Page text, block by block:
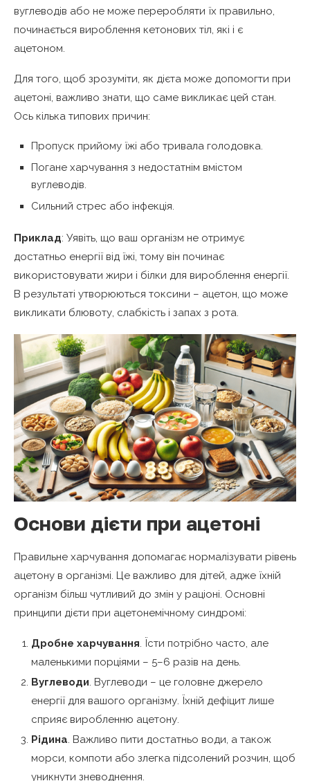
вуглеводів або не може переробляти їх правильно,
починається вироблення кетонових тіл, які і є
ацетоном.
Для того, щоб зрозуміти, як дієта може допомогти при
ацетоні, важливо знати, що саме викликає цей стан.
Ось кілька типових причин:
Пропуск прийому їжі або тривала голодовка.
Погане харчування з недостатнім вмістом
вуглеводів.
Сильний стрес або інфекція.
Приклад: Уявіть, що ваш організм не отримує
достатньо енергії від їжі, тому він починає
використовувати жири і білки для вироблення енергії.
В результаті утворюються токсини – ацетон, що може
викликати блювоту, слабкість і запах з рота.
Основи дієти при ацетоні
Правильне харчування допомагає нормалізувати рівень
ацетону в організмі. Це важливо для дітей, адже їхній
організм більш чутливий до змін у раціоні. Основні
принципи дієти при ацетонемічному синдромі:
Дробне харчування. Їсти потрібно часто, але
маленькими порціями – 5–6 разів на день.
Вуглеводи. Вуглеводи – це головне джерело
енергії для вашого організму. Їхній дефіцит лише
сприяє виробленню ацетону.
Рідина. Важливо пити достатньо води, а також
морси, компоти або злегка підсолений розчин, щоб
уникнути зневоднення.